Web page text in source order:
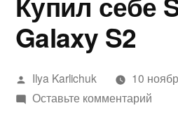
Galaxy S2
Написано
автором
Ilya Karlichuk
10
Оставьте комментарийк